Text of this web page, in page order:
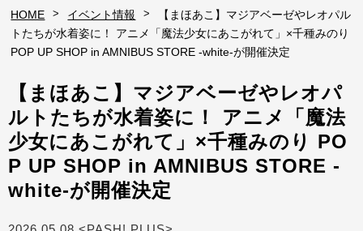
HOME > イベント情報 >
【まほあこ】マジアベーゼやレオパル
トたちが水着姿に！ アニメ「魔法少女にあこがれて」×千種みのり
POP UP SHOP in AMNIBUS STORE -white-が開催決定
【まほあこ】マジアベーゼやレオパ
ルトたちが水着姿に！ アニメ「魔法
少女にあこがれて」×千種みのり PO
P UP SHOP in AMNIBUS STORE -
white-が開催決定